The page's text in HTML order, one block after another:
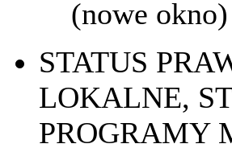
(nowe okno)
STATUS
LOKALNE,
PROGRAMY